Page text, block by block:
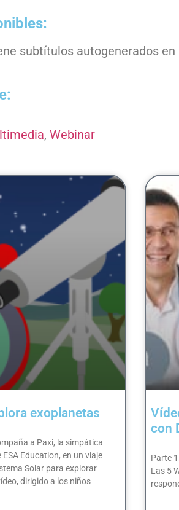
subtítulos autogenerados
, Webinar
exoplanetas
a Paxi, la simpática
Education, en un viaje
Solar para explorar
dirigido a los niños
con
Parte
Las 5